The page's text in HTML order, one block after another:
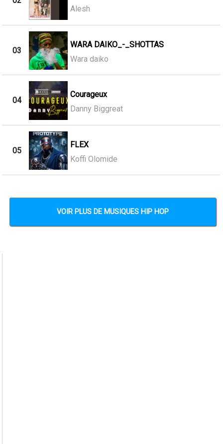
Alesh
03
WARA DAIKO_-_SHOTTAS
Wara daiko
04
Courageux
Danny Biggreat
05
FLEX
Koffi Olomide
VOIR PLUS DE MUSIQUES HIP HOP